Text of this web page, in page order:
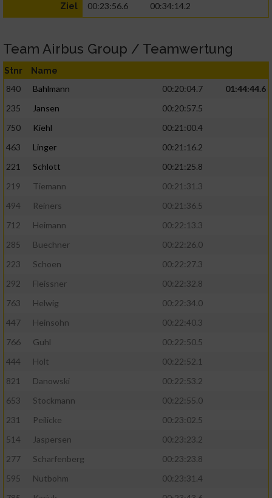
Ziel 00:23:56.6 00:34:14.2
Team Airbus Group / Teamwertung
Stnr Name
840 Bahlmann 00:20:04.7
01:44:44.6
235
Jansen
00:20:57.5
750
Kiehl
00:21:00.4
463
Linger
00:21:16.2
221
Schlott
00:21:25.8
219
Tiemann
00:21:31.3
494
Reiners
00:21:36.5
712
Heimann
00:22:13.3
285
Buechner
00:22:26.0
223
Schoen
00:22:27.3
292
Fleissner
00:22:32.8
763
Helwig
00:22:34.0
447
Heinsohn
00:22:40.3
766
Guhl
00:22:50.5
444
Holt
00:22:52.1
821
Danowski
00:22:53.2
653
Stockmann
00:22:55.0
231
Peilicke
00:23:02.5
514
Jaspersen
00:23:23.2
277
Scharfenberg
00:23:23.8
595
Nutbohm
00:23:31.4